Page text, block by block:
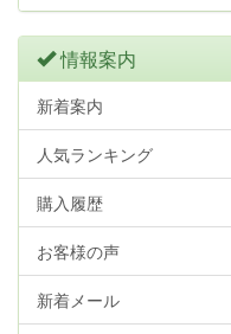
情報案内
新着案内
人気ランキング
購入履歴
お客様の声
新着メール